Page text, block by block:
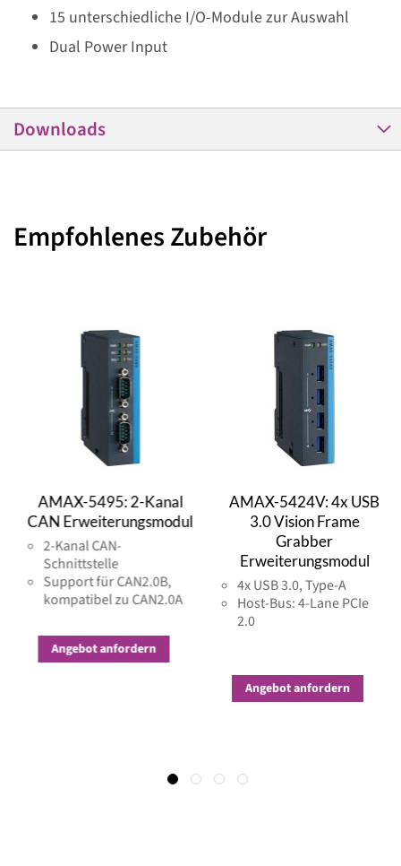
15 unterschiedliche I/O-Module zur Auswahl
Dual Power Input
Downloads
Empfohlenes Zubehör
AMAX-5495: 2-Kanal
CAN Erweiterungsmodul
2-Kanal CAN-
Schnittstelle
Support für CAN2.0B,
kompatibel zu CAN2.0A
Angebot anfordern
AMAX-5424V: 4x USB
3.0 Vision Frame
Grabber
Erweiterungsmodul
4x USB 3.0, Type-A
Host-Bus: 4-Lane PCIe
2.0
Angebot anfordern